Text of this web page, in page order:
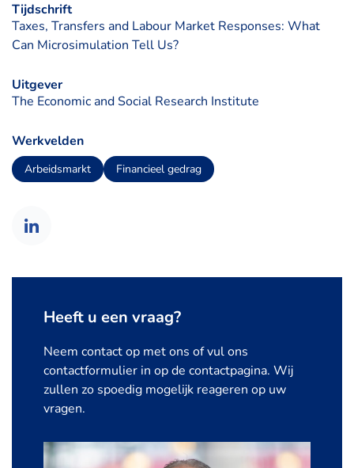
Tijdschrift
Taxes, Transfers and Labour Market Responses: What
Can Microsimulation Tell Us?
Uitgever
The Economic and Social Research Institute
Werkvelden
Arbeidsmarkt Financieel gedrag
Heeft u een vraag?
Neem contact op met ons of vul ons
contactformulier in op de contactpagina. Wij
zullen zo spoedig mogelijk reageren op uw
vragen.